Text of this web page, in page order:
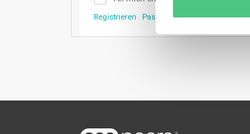
Registrieren Passwort vergessen